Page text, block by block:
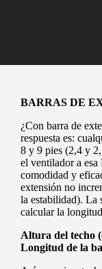
BARRAS DE
¿Con barra de
respuesta es:
8 y 9 pies (2,4 y
el ventilador a esa
comodidad y
extensión no
la estabilidad). La
calcular la
Altura del techo
Longitud de la